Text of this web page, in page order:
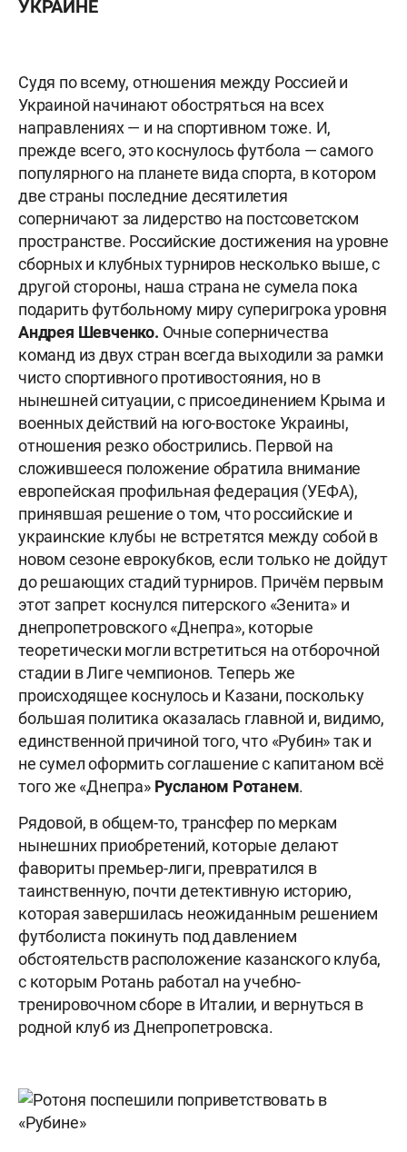
УКРАИНЕ
Судя по всему, отношения между Россией и
Украиной начинают обостряться на всех
направлениях — и на спортивном тоже. И,
прежде всего, это коснулось футбола — самого
популярного на планете вида спорта, в котором
две страны последние десятилетия
соперничают за лидерство на постсоветском
пространстве. Российские достижения на уровне
сборных и клубных турниров несколько выше, с
другой стороны, наша страна не сумела пока
подарить футбольному миру суперигрока уровня
Андрея Шевченко. Очные соперничества
команд из двух стран всегда выходили за рамки
чисто спортивного противостояния, но в
нынешней ситуации, с присоединением Крыма и
военных действий на юго-востоке Украины,
отношения резко обострились. Первой на
сложившееся положение обратила внимание
европейская профильная федерация (УЕФА),
принявшая решение о том, что российские и
украинские клубы не встретятся между собой в
новом сезоне еврокубков, если только не дойдут
до решающих стадий турниров. Причём первым
этот запрет коснулся питерского «Зенита» и
днепропетровского «Днепра», которые
теоретически могли встретиться на отборочной
стадии в Лиге чемпионов. Теперь же
происходящее коснулось и Казани, поскольку
большая политика оказалась главной и, видимо,
единственной причиной того, что «Рубин» так и
не сумел оформить соглашение с капитаном всё
того же «Днепра» Русланом Ротанем.
Рядовой, в общем-то, трансфер по меркам
нынешних приобретений, которые делают
фавориты премьер-лиги, превратился в
таинственную, почти детективную историю,
которая завершилась неожиданным решением
футболиста покинуть под давлением
обстоятельств расположение казанского клуба,
с которым Ротань работал на учебно-
тренировочном сборе в Италии, и вернуться в
родной клуб из Днепропетровска.